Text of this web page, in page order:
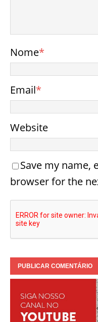
Nome*
Email*
Website
Save my name,
browser for the